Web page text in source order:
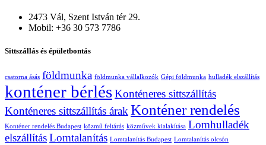
2473 Vál, Szent István tér 29.
Mobil: +36 30 573 7786
Sittszállás és épületbontás
csatorna ásás földmunka földmunka vállalkozók Gépi földmunka hulladék elszállítás
konténer bérlésKonténeres sittszállítás
Konténeres sittszállítás árakKonténer rendelés
Konténer rendelés Budapest közmű feltárás közművek kialakítása Lomhulladék
elszállításLomtalanítás Lomtalanítás Budapest Lomtalanítás olcsón